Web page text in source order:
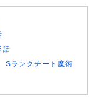
話
Sランクチート魔術